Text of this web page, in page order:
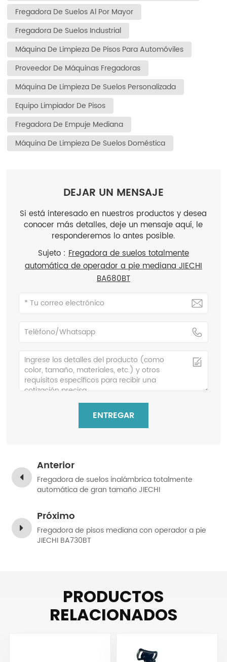
Fregadora De Suelos Al Por Mayor
Fregadora De Suelos Industrial
Máquina De Limpieza De Pisos Para Automóviles
Proveedor De Máquinas Fregadoras
Máquina De Limpieza De Suelos Personalizada
Equipo Limpiador De Pisos
Fregadora De Empuje Mediana
Máquina De Limpieza De Suelos Doméstica
DEJAR UN MENSAJE
Si está interesado en nuestros productos y desea
conocer más detalles, deje un mensaje aquí, le
responderemos lo antes posible.
Sujeto : Fregadora de suelos totalmente
automática de operador a pie mediana JIECHI
BA680BT
ENTREGAR
Anterior
Fregadora de suelos inalámbrica totalmente
automática de gran tamaño JIECHI
Próximo
Fregadora de pisos mediana con operador a pie
JIECHI BA730BT
PRODUCTOS
RELACIONADOS